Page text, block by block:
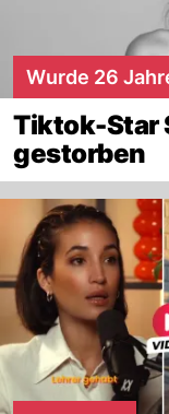
Wurde 26
Tiktok-Star
gestorben